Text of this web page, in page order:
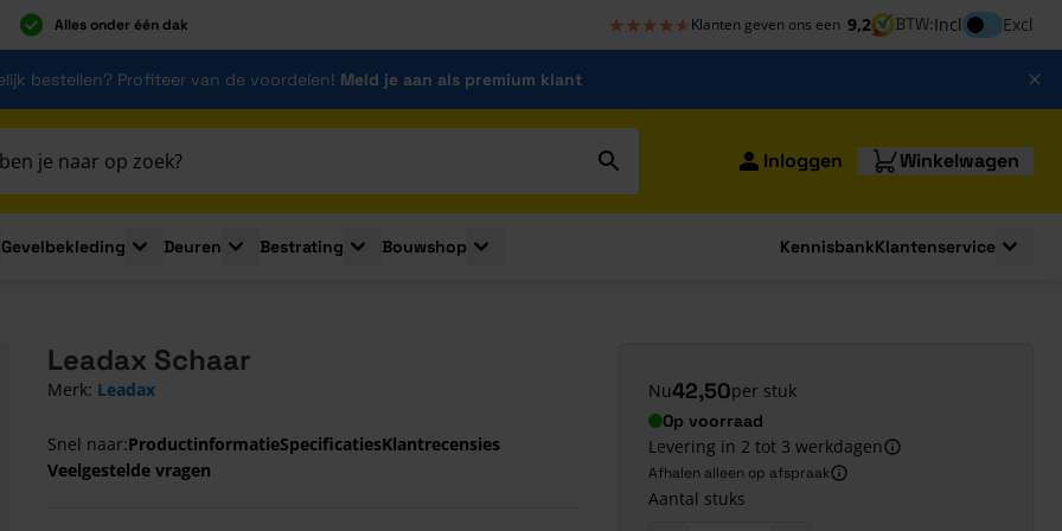
Alles onder één dak ★★★★★
★★★★★ Klanten geven ons een 9,2 BTW:InclInclusief btw
Excl
bestellen? Profiteer van de voordelen! Meld je aan als premium klant
Inloggen Winkelwagen
Plaatmaterialen
submenu for Isolatie
Gevelbekleding
Toggle submenu for Gevelbekleding
Deuren
Toggle submenu for Deuren
Bestrating
Toggle submenu for Bestrating
Bouwshop
Toggle submenu for Bouwshop
KennisbankKlantenservice
Leadax Schaar
Merk: Leadax
Snel naar:ProductinformatieSpecificatiesKlantrecensies
Veelgestelde vragen
Nu42,50per stuk
Op voorraad
Levering in 2 tot 3 werkdagen
Afhalen alleen op afspraak
Aantal stuks